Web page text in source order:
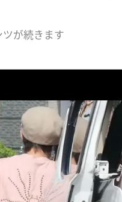
が続きます